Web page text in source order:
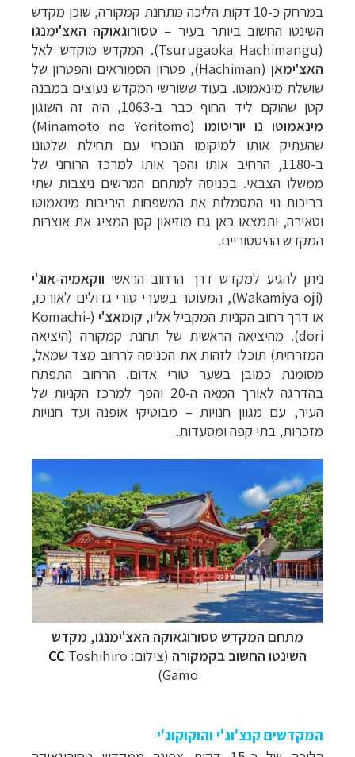
במרחק כ-10 דקות הליכה מתחנת קמקורה, שוכן מקדש
השינטו החשוב ביותר בעיר – טסורוגאוקה האצ'ימנגו
(Tsurugaoka Hachimangu). המקדש מוקדש לאל
האצ'ימאן
(Hachiman), פטרון הסמוראים והפטרון של
שושלת מינאמוטו. בעוד ששורשי המקדש נעוצים במבנה
קטן שהוקם ליד החוף כבר ב-1063, היה זה השוגון
מינאמוטו נו יוריטומו
(Minamoto no Yoritomo)
שהעתיק אותו למיקומו הנוכחי עם תחילת שלטונו
ב-1180, הרחיב אותו והפך אותו למרכז הרוחני של
ממשלו הצבאי. בכניסה למתחם המרשים ניצבות שתי
בריכות נוי המסמלות את המשפחות היריבות מינאמוטו
וטאירה, ותמצאו כאן גם מוזיאון קטן המציג את אוצרות
המקדש ההיסטוריים.
ניתן להגיע למקדש דרך הרחוב הראשי ווקאמיה-אוג'י
(Wakamiya-oji), המעוטר בשערי טורי גדולים לאורכו,
או דרך רחוב הקניות המקביל אליו, קומאצ'י (Komachi-
dori). מהיציאה הראשית של תחנת קמקורה (היציאה
המזרחית) תוכלו לזהות את הכניסה לרחוב מצד שמאל,
מסומנת כמובן בשער טורי אדום. הרחוב התפתח
בהדרגה לאורך המאה ה-20 והפך למרכז הקניות של
העיר, עם מגוון חנויות – מבוטיקי אופנה ועד חנויות
מזכרות, בתי קפה ומסעדות.
מתחם המקדש טסורוגאוקה האצ'ימנגו, מקדש
השינטו החשוב בקמקורה (צילום: CC Toshihiro
Gamo)
המקדשים קנצ'וג'י והוקוקוג'י